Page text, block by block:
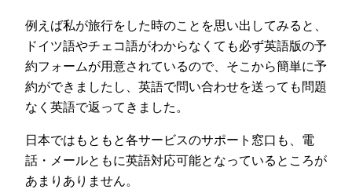
例えば私が旅行をした時のことを思い出してみると、
ドイツ語やチェコ語がわからなくても必ず英語版の予
約フォームが用意されているので、そこから簡単に予
約ができましたし、英語で問い合わせを送っても問題
なく英語で返ってきました。
日本ではもともと各サービスのサポート窓口も、電
話・メールともに英語対応可能となっているところが
あまりありません。